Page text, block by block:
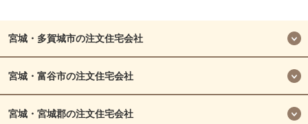
宮城・多賀城市の注文住宅会社
宮城・富谷市の注文住宅会社
宮城・宮城郡の注文住宅会社